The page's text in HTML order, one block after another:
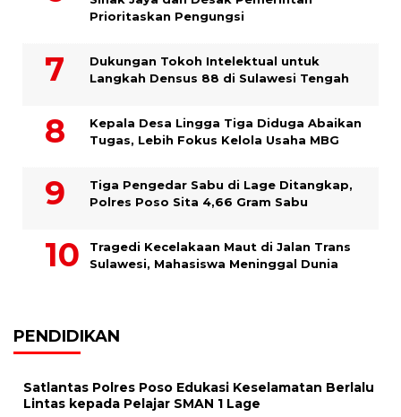
Prioritaskan Pengungsi
Dukungan Tokoh Intelektual untuk
Langkah Densus 88 di Sulawesi Tengah
Kepala Desa Lingga Tiga Diduga Abaikan
Tugas, Lebih Fokus Kelola Usaha MBG
Tiga Pengedar Sabu di Lage Ditangkap,
Polres Poso Sita 4,66 Gram Sabu
Tragedi Kecelakaan Maut di Jalan Trans
Sulawesi, Mahasiswa Meninggal Dunia
PENDIDIKAN
Satlantas Polres Poso Edukasi Keselamatan Berlalu
Lintas kepada Pelajar SMAN 1 Lage